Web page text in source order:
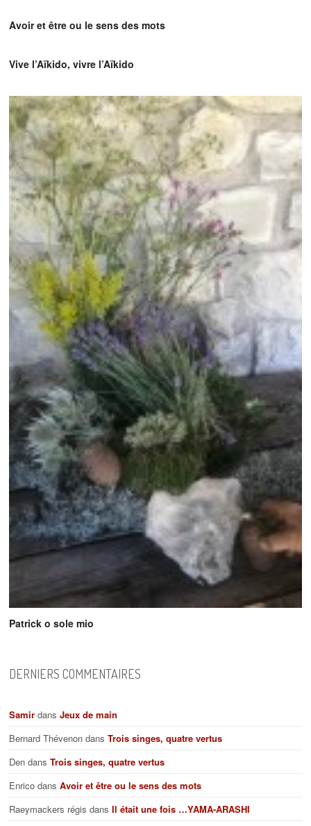
Avoir et être ou le sens des mots
Vive l’Aïkido, vivre l’Aïkido
Patrick o sole mio
DERNIERS COMMENTAIRES
Samir dansJeux de main
Bernard Thévenon dansTrois singes, quatre vertus
Den dansTrois singes, quatre vertus
Enrico dansAvoir et être ou le sens des mots
Raeymackers régis dansIl était une fois …YAMA-ARASHI